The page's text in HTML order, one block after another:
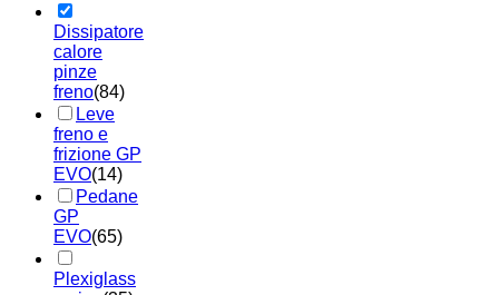
Dissipatore
calore
pinze
freno(84)
Leve
freno e
frizione GP
EVO(14)
Pedane
GP
EVO(65)
Plexiglass